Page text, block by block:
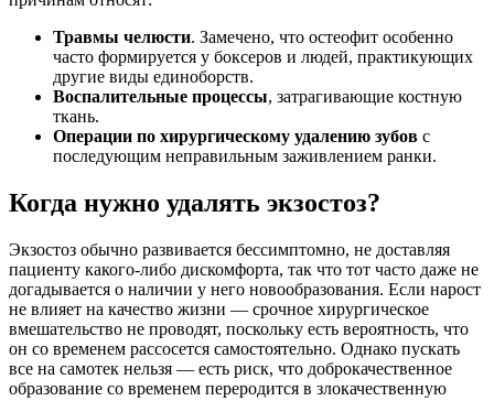
Травмы челюсти. Замечено, что остеофит особенно
часто формируется у боксеров и людей, практикующих
другие виды единоборств.
Воспалительные процессы, затрагивающие костную
ткань.
Операции по хирургическому удалению зубов с
последующим неправильным заживлением ранки.
Когда нужно удалять экзостоз?
Экзостоз обычно развивается бессимптомно, не доставляя
пациенту какого-либо дискомфорта, так что тот часто даже не
догадывается о наличии у него новообразования. Если нарост
не влияет на качество жизни — срочное хирургическое
вмешательство не проводят, поскольку есть вероятность, что
он со временем рассосется самостоятельно. Однако пускать
все на самотек нельзя — есть риск, что доброкачественное
образование со временем переродится в злокачественную